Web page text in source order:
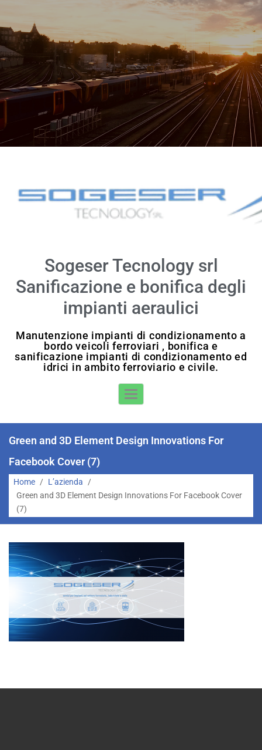
Sogeser Tecnology srl
Sanificazione e bonifica degli
impianti aeraulici
Manutenzione impianti di condizionamento a
bordo veicoli ferroviari , bonifica e
sanificazione impianti di condizionamento ed
idrici in ambito ferroviario e civile.
Toggle Navigation
Green and 3D Element Design Innovations For
Facebook Cover (7)
Home / L’azienda
/
Green and 3D Element Design Innovations For Facebook Cover
(7)